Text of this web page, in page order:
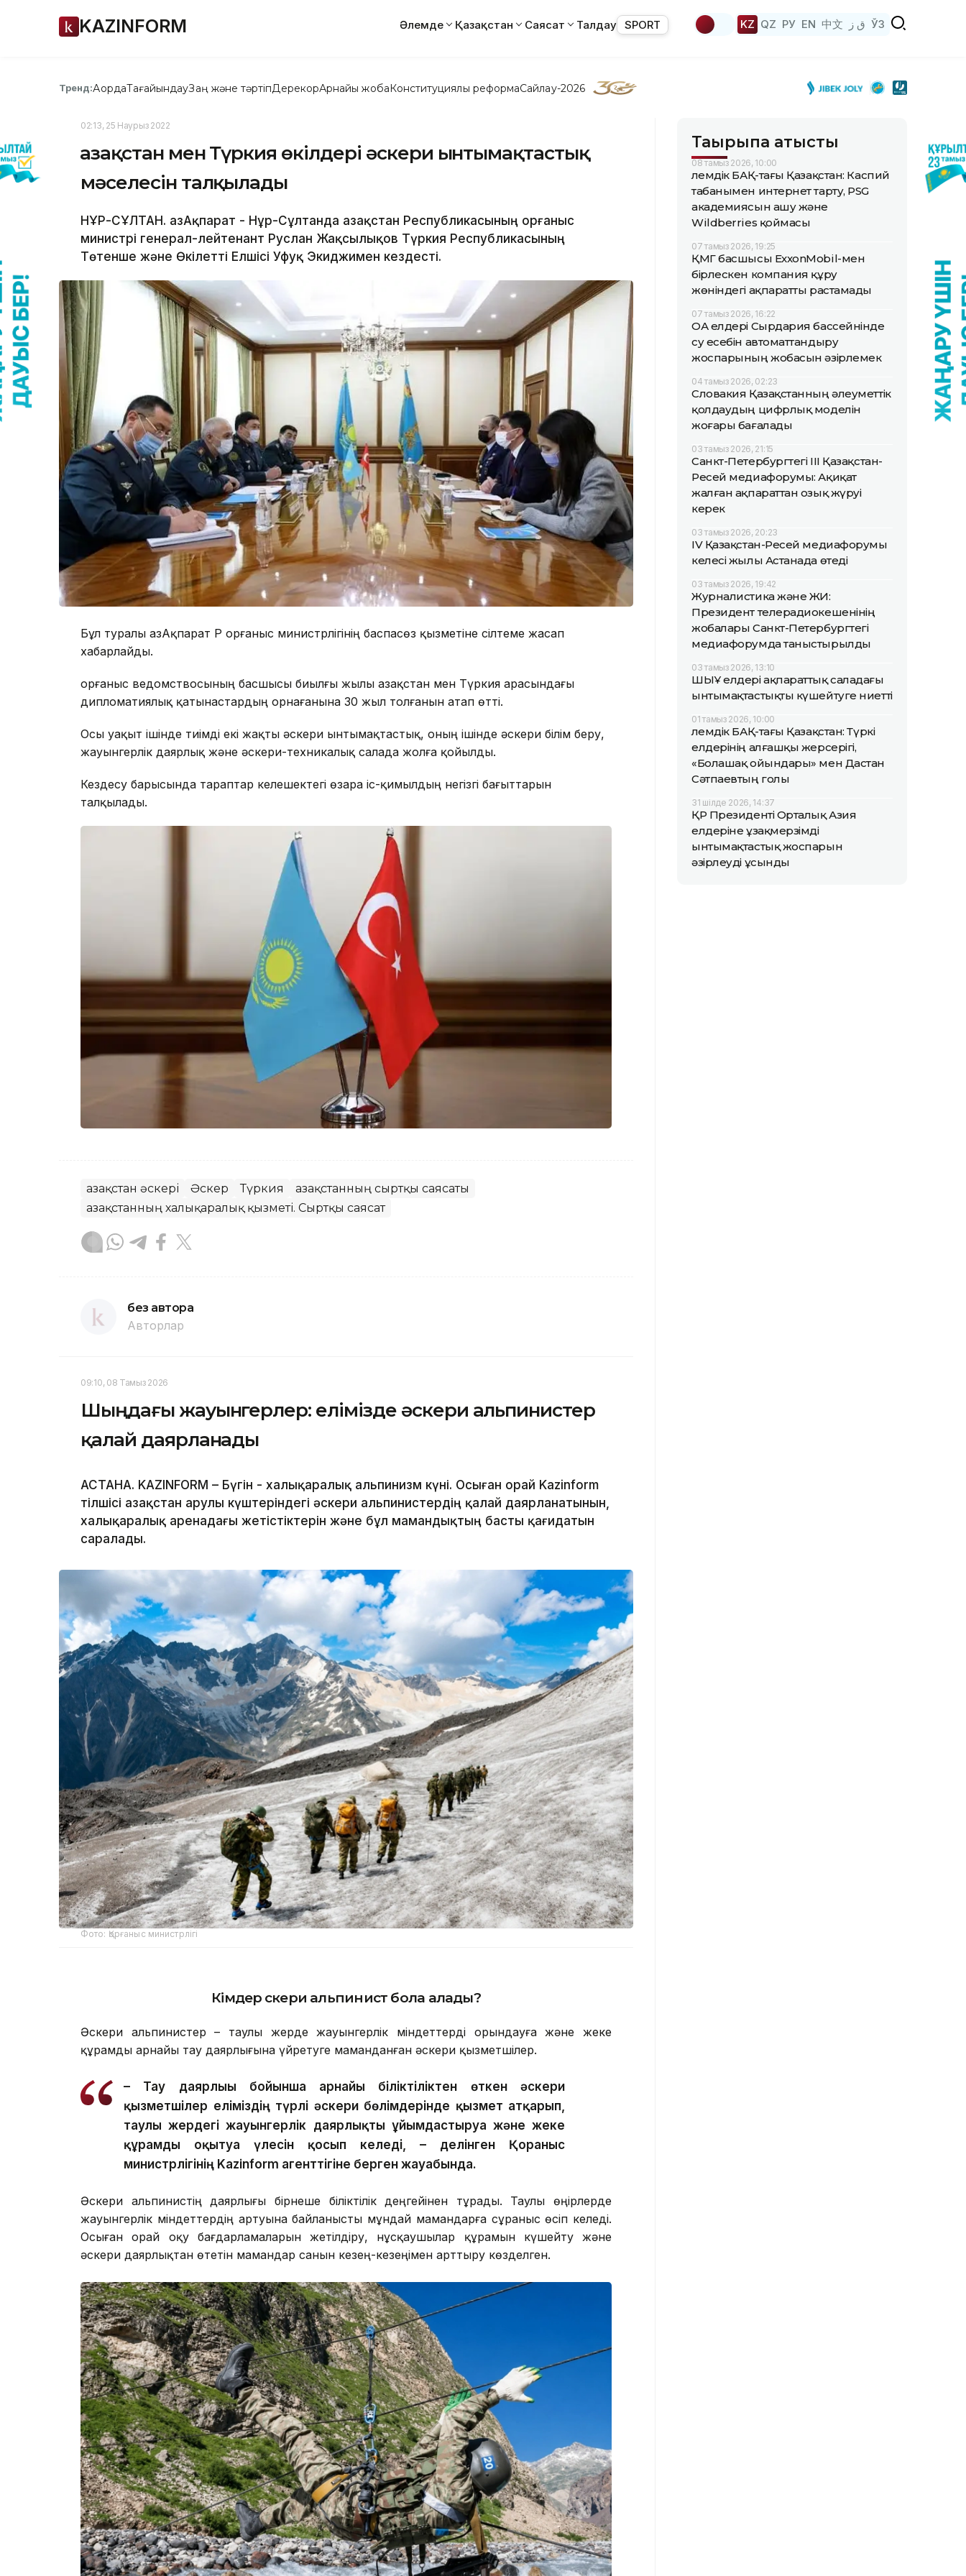
KAZINFORM Әлемде Қазақстан Саясат Талдау SPORT KZ QZ РУ EN 中文 ق ز ЎЗ
Тренд:АқордаТағайындауЗаң және тәртіпДерекқорАрнайы жобаКонституциялық реформаСайлау-2026
02:13, 25 Наурыз 2022
Қазақстан мен Түркия өкілдері әскери ынтымақтастық
мәселесін талқылады
НҰР-СҰЛТАН. ҚазАқпарат - Нұр-Сұлтанда Қазақстан Республикасының Қорғаныс
министрі генерал-лейтенант Руслан Жақсылықов Түркия Республикасының
Төтенше және Өкілетті Елшісі Уфуқ Экиджимен кездесті.
Бұл туралы ҚазАқпарат ҚР Қорғаныс министрлігінің баспасөз қызметіне сілтеме жасап
хабарлайды.
Қорғаныс ведомствосының басшысы биылғы жылы Қазақстан мен Түркия арасындағы
дипломатиялық қатынастардың орнағанына 30 жыл толғанын атап өтті.
Осы уақыт ішінде тиімді екі жақты әскери ынтымақтастық, оның ішінде әскери білім беру,
жауынгерлік даярлық және әскери-техникалық салада жолға қойылды.
Кездесу барысында тараптар келешектегі өзара іс-қимылдың негізгі бағыттарын
талқылады.
Қазақстан әскері Әскер Түркия
Қазақстанның сыртқы саясаты
Қазақстанның халықаралық қызметі. Сыртқы саясат
без автора
Авторлар
09:10, 08 Тамыз 2026
Шыңдағы жауынгерлер: елімізде әскери альпинистер
қалай даярланады
АСТАНА. KAZINFORM – Бүгін - халықаралық альпинизм күні. Осыған орай Kazinform
тілшісі Қазақстан Қарулы күштеріндегі әскери альпинистердің қалай даярланатынын,
халықаралық аренадағы жетістіктерін және бұл мамандықтың басты қағидатын
саралады.
Фото: Қорғаныс министрлігі
Кімдер әскери альпинист бола алады?
Әскери альпинистер – таулы жерде жауынгерлік міндеттерді орындауға және жеке
құрамды арнайы тау даярлығына үйретуге маманданған әскери қызметшілер.
– Тау даярлығы бойынша арнайы біліктіліктен өткен әскери
қызметшілер еліміздің түрлі әскери бөлімдерінде қызмет атқарып,
таулы жердегі жауынгерлік даярлықты ұйымдастыруға және жеке
құрамды оқытуға үлесін қосып келеді, – делінген Қорғаныс
министрлігінің Kazinform агенттігіне берген жауабында.
Әскери альпинистің даярлығы бірнеше біліктілік деңгейінен тұрады. Таулы өңірлерде
жауынгерлік міндеттердің артуына байланысты мұндай мамандарға сұраныс өсіп келеді.
Осыған орай оқу бағдарламаларын жетілдіру, нұсқаушылар құрамын күшейту және
әскери даярлықтан өтетін мамандар санын кезең-кезеңімен арттыру көзделген.
Тақырыпқа қатысты
08 тамыз 2026, 10:00
Әлемдік БАҚ-тағы Қазақстан: Каспий
табанымен интернет тарту, PSG
академиясын ашу және
Wildberries қоймасы
07 тамыз 2026, 19:25
ҚМГ басшысы ExxonMobil-мен
бірлескен компания құру
жөніндегі ақпаратты растамады
07 тамыз 2026, 16:22
ОА елдері Сырдария бассейнінде
су есебін автоматтандыру
жоспарының жобасын әзірлемек
04 тамыз 2026, 02:23
Словакия Қазақстанның әлеуметтік
қолдаудың цифрлық моделін
жоғары бағалады
03 тамыз 2026, 21:15
Санкт-Петербургтегі III Қазақстан-
Ресей медиафорумы: Ақиқат
жалған ақпараттан озық жүруі
керек
03 тамыз 2026, 20:23
IV Қазақстан-Ресей медиафорумы
келесі жылы Астанада өтеді
03 тамыз 2026, 19:42
Журналистика және ЖИ:
Президент телерадиокешенінің
жобалары Санкт-Петербургтегі
медиафорумда таныстырылды
03 тамыз 2026, 13:10
ШЫҰ елдері ақпараттық саладағы
ынтымақтастықты күшейтуге ниетті
01 тамыз 2026, 10:00
Әлемдік БАҚ-тағы Қазақстан: Түркі
елдерінің алғашқы жерсерігі,
«Болашақ ойындары» мен Дастан
Сәтпаевтың голы
31 шілде 2026, 14:37
ҚР Президенті Орталық Азия
елдеріне ұзақмерзімді
ынтымақтастық жоспарын
әзірлеуді ұсынды